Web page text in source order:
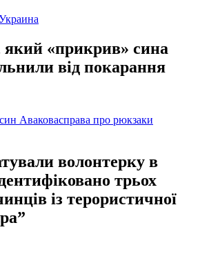
«прикрив» сина
від покарання
син Аваковасправа про рюкзаки
волонтерку в
трьох
із терористичної